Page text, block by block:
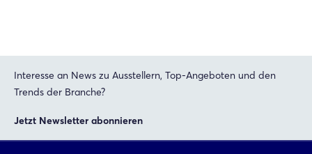
Interesse an News zu Ausstellern, Top-Angeboten und den
Trends der Branche?
Jetzt Newsletter abonnieren